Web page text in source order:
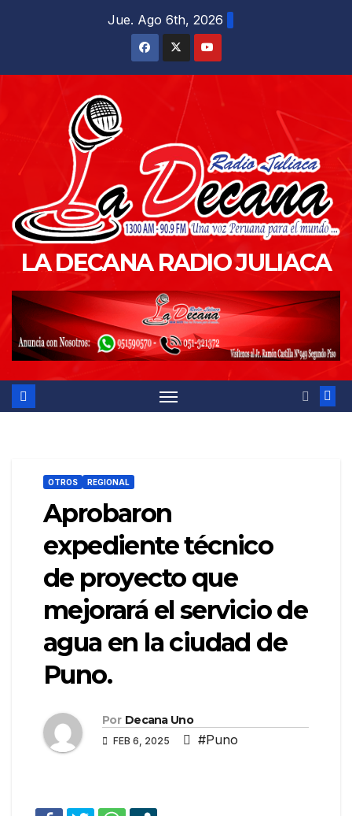
Jue. Ago 6th, 2026
LA DECANA RADIO JULIACA
OTROS REGIONAL
Aprobaron
expediente técnico
de proyecto que
mejorará el servicio de
agua en la ciudad de
Puno.
Por Decana Uno
FEB 6, 2025 #Puno